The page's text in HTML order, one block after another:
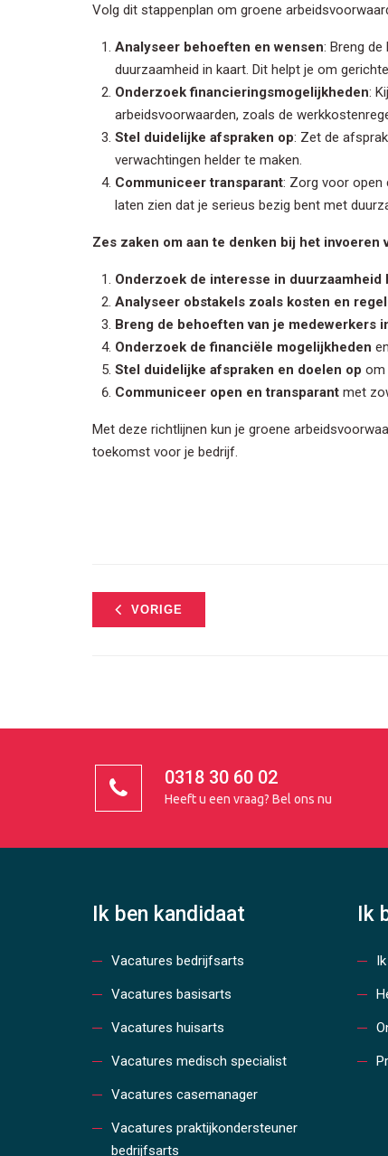
Volg dit stappenplan om groene
Analyseer behoeften en wensen: Breng
duurzaamheid in kaart. Dit helpt je om
Onderzoek financieringsmogelijkheden:
arbeidsvoorwaarden, zoals de
Stel duidelijke afspraken op: Zet de
verwachtingen helder te maken.
Communiceer transparant: Zorg voor open
laten zien dat je serieus bezig bent met
Zes zaken om aan te denken bij het invoeren
Onderzoek de interesse in
Analyseer obstakels zoals kosten en
Breng de behoeften van je medewerkers
Onderzoek de financiële mogelijkheden
Stel duidelijke afspraken en doelen op om
Communiceer open en transparant met
Met deze richtlijnen kun je groene
toekomst voor je bedrijf.
VORIGE
0318 30 60 02
Heeft u een vraag? Bel ons nu
Ik ben kandidaat
Vacatures bedrijfsarts
Vacatures basisarts
Vacatures huisarts
Vacatures medisch specialist
Vacatures casemanager
Vacatures praktijkondersteuner
bedrijfsarts
Ik
We